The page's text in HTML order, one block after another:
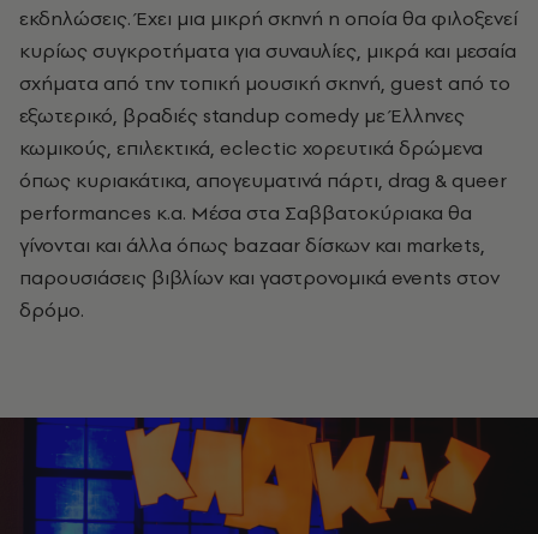
εκδηλώσεις. Έχει μια μικρή σκηνή η οποία θα φιλοξενεί
κυρίως συγκροτήματα για συναυλίες, μικρά και μεσαία
σχήματα από την τοπική μουσική σκηνή, guest από το
εξωτερικό, βραδιές standup comedy με Έλληνες
κωμικούς, επιλεκτικά, eclectic χορευτικά δρώμενα
όπως κυριακάτικα, απογευματινά πάρτι, drag & queer
performances κ.α. Μέσα στα Σαββατοκύριακα θα
γίνονται και άλλα όπως bazaar δίσκων και markets,
παρουσιάσεις βιβλίων και γαστρονομικά events στον
δρόμο.